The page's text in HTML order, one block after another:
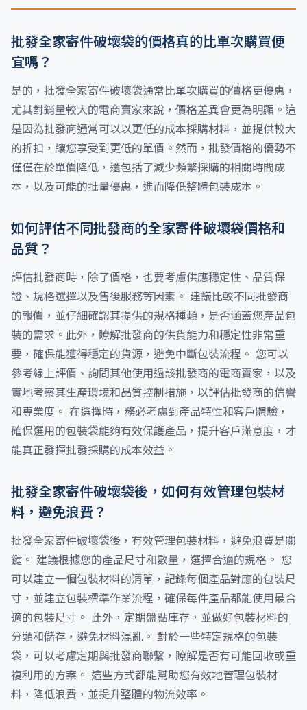
批發全家寄件破壞袋的價格真的比單次購買便
宜嗎？
是的，批發全家寄件破壞袋通常比單次購買的價格更優惠，
尤其對銷量較大的電商賣家來說，價格差異會更為明顯。這
是因為批發商通常可以以更低的成本採購材料，並提供較大
的折扣，讓您享受到更低的單價。然而，批發價格的優勢不
僅僅在於單價降低，還包括了減少頻繁採購的相關時間成
本，以及可能的批量優惠，進而降低整體包裝成本。
如何評估不同批發商的全家寄件破壞袋價格和
品質？
評估批發商時，除了價格，也要考慮供應穩定性、品質保
證、規格選擇以及售後服務等因素。 建議比較不同批發商
的報價，並仔細確認其提供的規格種類，是否涵蓋您產品包
裝的需求。此外，瞭解批發商的供貨能力和穩定性非常重
要，確保能獲得穩定的貨源，避免中斷包裝流程。 您可以
參考線上評價、詢問其他使用過該批發商的電商賣家，以及
實地考察其生產環境和品質控制措施，以評估批發商的信譽
和專業度。 在選擇時，務必考慮到產品特性和客戶體驗，
確保選用的包裝袋能夠有效保護產品，提升客戶滿意度，才
能真正發揮批發採購的成本效益。
批發全家寄件破壞袋後，如何有效管理包裝材
料，避免浪費？
批發全家寄件破壞袋後，有效管理包裝材料，避免浪費是關
鍵。 建議根據您的產品尺寸和數量，選擇合適的規格。 您
可以建立一個包裝材料的清單，記錄每個產品對應的包裝尺
寸，並建立包裝標準作業流程，確保每件產品都能使用最合
適的包裝尺寸。 此外，定期盤點庫存，並做好包裝材料的
分類和儲存，避免材料混亂。 對於一些特定規格的包裝
袋，可以考慮定期與批發商聯繫，瞭解是否有可能回收或重
複利用的方案。 這些方式都能幫助您有效地管理包裝材
料，降低浪費，並提升整體的物流效率。